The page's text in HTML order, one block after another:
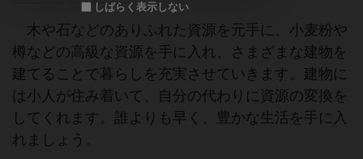
木や石などのありふれた資源を元手に、小麦粉や
樽などの高級な資源を手に入れ、さまざまな建物を
建てることで暮らしを充実させていきます。建物に
は小人が住み着いて、自分の代わりに資源の変換を
してくれます。誰よりも早く、豊かな生活を手に入
れましょう。
しばらく表示しない